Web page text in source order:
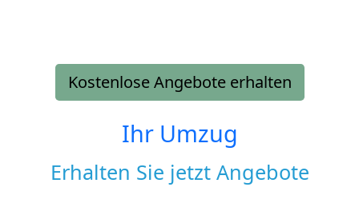
Kostenlose Angebote erhalten
Ihr Umzug
Erhalten Sie jetzt Angebote